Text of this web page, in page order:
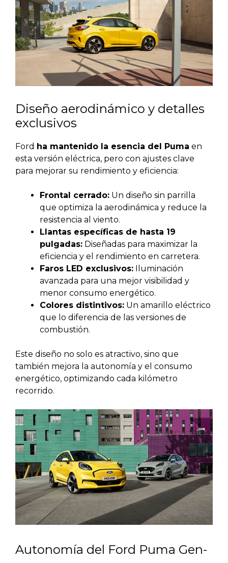
Diseño aerodinámico y detalles
exclusivos
Ford ha mantenido la esencia del Puma en
esta versión eléctrica, pero con ajustes clave
para mejorar su rendimiento y eficiencia:
Frontal cerrado: Un diseño sin parrilla
que optimiza la aerodinámica y reduce la
resistencia al viento.
Llantas específicas de hasta 19
pulgadas: Diseñadas para maximizar la
eficiencia y el rendimiento en carretera.
Faros LED exclusivos: Iluminación
avanzada para una mejor visibilidad y
menor consumo energético.
Colores distintivos: Un amarillo eléctrico
que lo diferencia de las versiones de
combustión.
Este diseño no solo es atractivo, sino que
también mejora la autonomía y el consumo
energético, optimizando cada kilómetro
recorrido.
Autonomía del Ford Puma Gen-